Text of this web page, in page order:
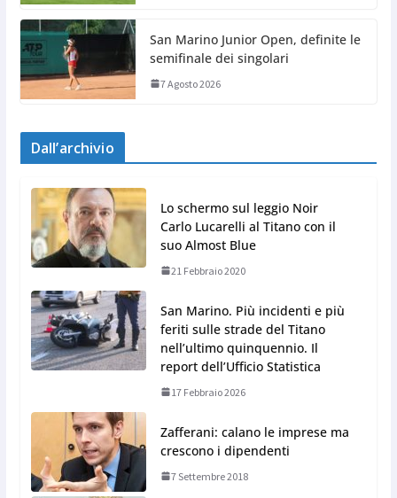
San Marino Junior Open, definite le
semifinale dei singolari
7 Agosto 2026
Dall’archivio
Lo schermo sul leggio Noir
Carlo Lucarelli al Titano con il
suo Almost Blue
21 Febbraio 2020
San Marino. Più incidenti e più
feriti sulle strade del Titano
nell’ultimo quinquennio. Il
report dell’Ufficio Statistica
17 Febbraio 2026
Zafferani: calano le imprese ma
crescono i dipendenti
7 Settembre 2018